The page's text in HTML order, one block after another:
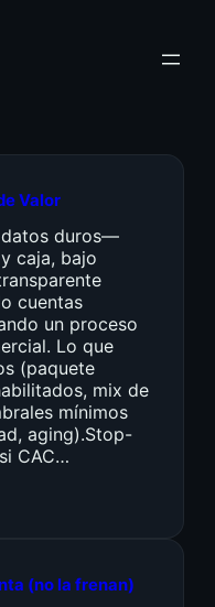
Valor
duros—
caja, bajo
cuentas
un proceso
Lo que
(paquete
mix de
mínimos
aging).Stop-
CAC…
(no la frenan)